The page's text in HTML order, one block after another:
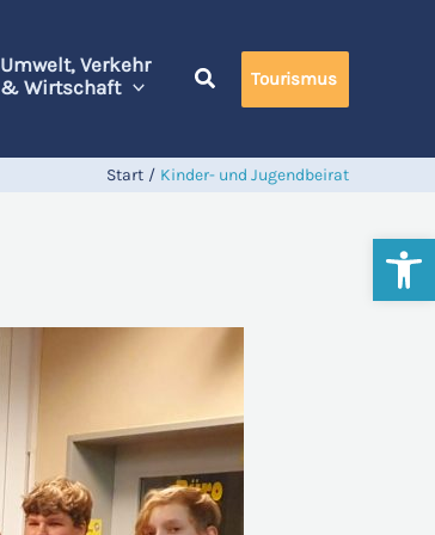
Umwelt, Verkehr
& Wirtschaft
Tourismus
Start Kinder- und Jugendbeirat